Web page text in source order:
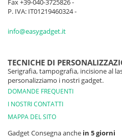
Fax +39-040-3725826 -
P. IVA: IT01219460324 -
info@easygadget.it
TECNICHE DI
Serigrafia, tampografia, incisione al
personalizziamo i nostri gadget.
DOMANDE FREQUENTI
I NOSTRI CONTATTI
MAPPA DEL SITO
Gadget Consegna anche in 5 giorni